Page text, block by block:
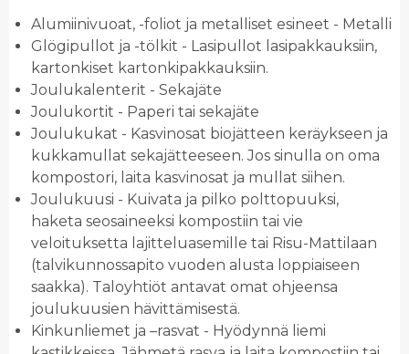
Alumiinivuoat, -foliot ja metalliset esineet - Metalli
Glögipullot ja -tölkit - Lasipullot lasipakkauksiin,
kartonkiset kartonkipakkauksiin.
Joulukalenterit - Sekajäte
Joulukortit - Paperi tai sekajäte
Joulukukat - Kasvinosat biojätteen keräykseen ja
kukkamullat sekajätteeseen. Jos sinulla on oma
kompostori, laita kasvinosat ja mullat siihen.
Joulukuusi - Kuivata ja pilko polttopuuksi,
haketa seosaineeksi kompostiin tai vie
veloituksetta lajitteluasemille tai Risu-Mattilaan
(talvikunnossapito vuoden alusta loppiaiseen
saakka). Taloyhtiöt antavat omat ohjeensa
joulukuusien hävittämisestä.
Kinkunliemet ja –rasvat - Hyödynnä liemi